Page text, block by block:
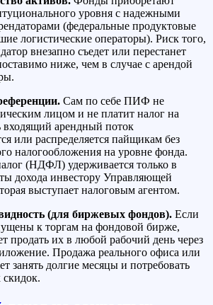
уровня с надежными
(федеральные продуктовые
логистические операторы). Риск того,
внезапно съедет или перестанет
ниже, чем в случае с арендой
Сам по себе ПИФ не
лицом и не платит налог на
входящий арендный поток
или распределяется пайщикам без
налогообложения на уровне фонда.
(НДФЛ) удерживается только в
дохода инвестору Управляющей
выступает налоговым агентом.
(для биржевых фондов). Если
к торгам на фондовой бирже,
продать их в любой рабочий день через
Продажа реального офиса или
занять долгие месяцы и потребовать